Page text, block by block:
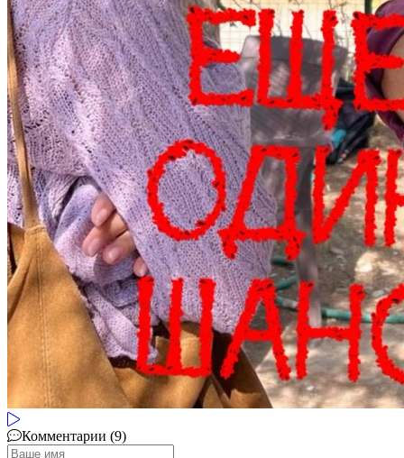
Комментарии (9)